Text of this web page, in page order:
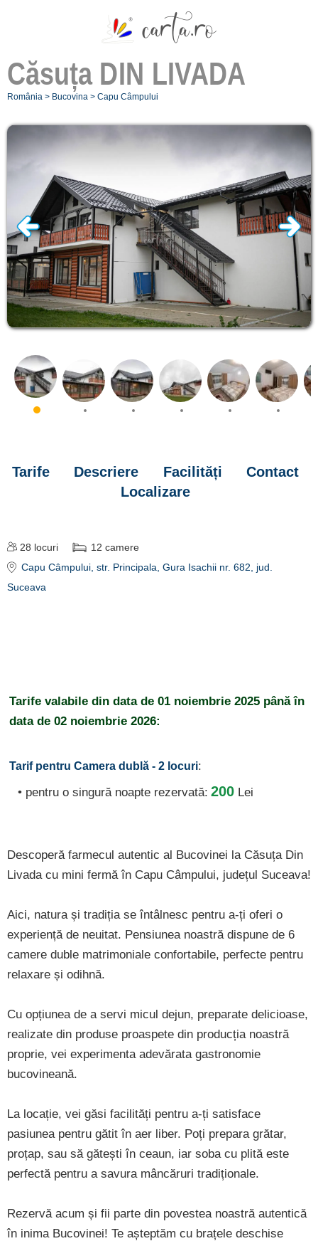
Căsuța DIN LIVADA
România > Bucovina > Capu Câmpului
Tarife Descriere Facilități
Contact
Localizare
28 locuri 12 camere
Capu Câmpului , str. Principala, Gura Isachii nr. 682 , jud.
Suceava
Tarife valabile din data de 01 noiembrie 2025 până în
data de 02 noiembrie 2026:
Tarif pentru Camera dublă - 2 locuri:
• pentru o singură noapte rezervată: 200 Lei
Descoperă farmecul autentic al Bucovinei la Căsuța Din
Livada cu mini fermă în Capu Câmpului, județul Suceava!
Aici, natura și tradiția se întâlnesc pentru a-ți oferi o
experiență de neuitat. Pensiunea noastră dispune de 6
camere duble matrimoniale confortabile, perfecte pentru
relaxare și odihnă.
Cu opțiunea de a servi micul dejun, preparate delicioase,
realizate din produse proaspete din producția noastră
proprie, vei experimenta adevărata gastronomie
bucovineană.
La locație, vei găsi facilități pentru a-ți satisface
pasiunea pentru gătit în aer liber. Poți prepara grătar,
proțap, sau să gătești în ceaun, iar soba cu plită este
perfectă pentru a savura mâncăruri tradiționale.
Rezervă acum și fii parte din povestea noastră autentică
în inima Bucovinei! Te așteptăm cu brațele deschise